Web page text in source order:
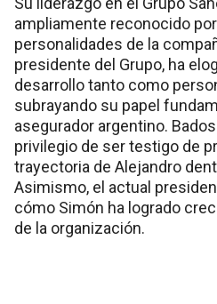
ampliamente reconocido
personalidades de la
presidente del Grupo, ha
desarrollo tanto como
subrayando su papel
asegurador argentino.
privilegio de ser testigo de
trayectoria de Alejandro
Asimismo, el actual
cómo Simón ha logrado
de la organización.